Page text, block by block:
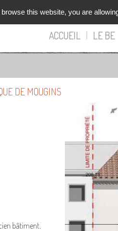
ACCUEIL | LE BE
DE MOUGINS
bâtiment.
this website, you are